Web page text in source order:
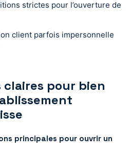
strictes pour l’ouverture de
client parfois impersonnelle
claires pour bien
principales pour ouvrir un